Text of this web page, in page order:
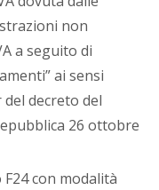
non
a seguito di
ai sensi
decreto del
26 ottobre
con modalità